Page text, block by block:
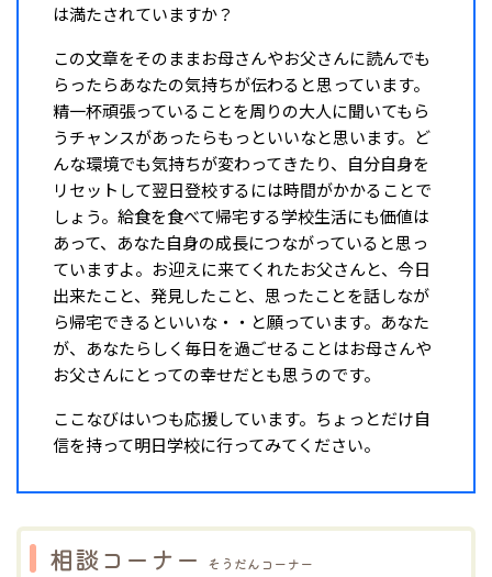
は満たされていますか？
この文章をそのままお母さんやお父さんに読んでも
らったらあなたの気持ちが伝わると思っています。
精一杯頑張っていることを周りの大人に聞いてもら
うチャンスがあったらもっといいなと思います。ど
んな環境でも気持ちが変わってきたり、自分自身を
リセットして翌日登校するには時間がかかることで
しょう。給食を食べて帰宅する学校生活にも価値は
あって、あなた自身の成長につながっていると思っ
ていますよ。お迎えに来てくれたお父さんと、今日
出来たこと、発見したこと、思ったことを話しなが
ら帰宅できるといいな・・と願っています。あなた
が、あなたらしく毎日を過ごせることはお母さんや
お父さんにとっての幸せだとも思うのです。
ここなびはいつも応援しています。ちょっとだけ自
信を持って明日学校に行ってみてください。
相談コーナー そうだんコーナー